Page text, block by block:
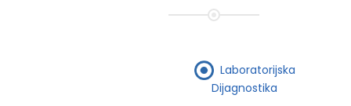
Laboratorijska
Dijagnostika